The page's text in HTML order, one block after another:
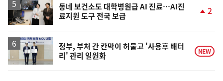
동네 보건소도 대학병원급 AI 진료…AI진
료지원 도구 전국 보급
계
승
2
정부, 부처 간 칸막이 허물고 '사용후 배터
리' 관리 일원화
NEW